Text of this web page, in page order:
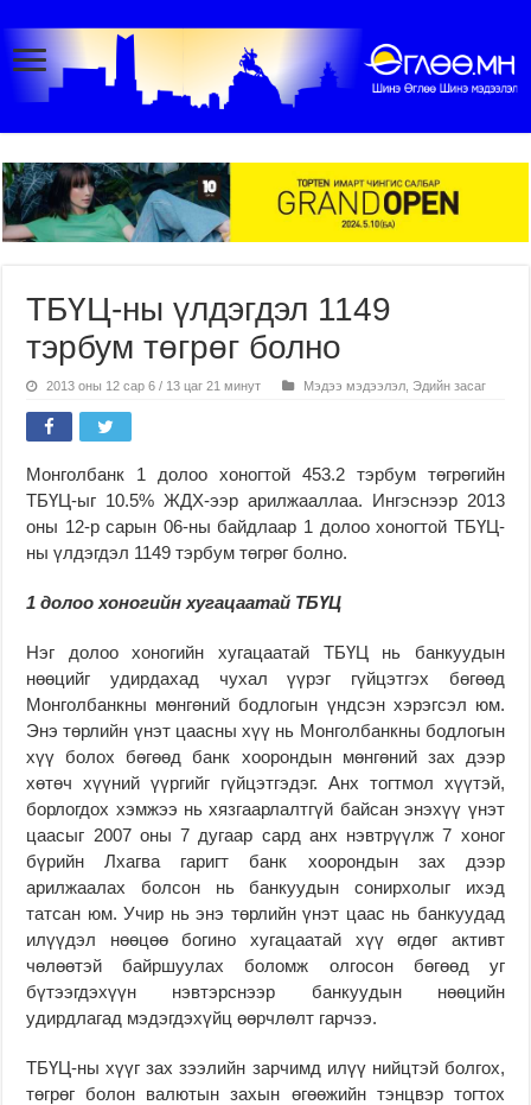
ТБҮЦ-ны үлдэгдэл 1149
тэрбум төгрөг болно
2013 оны 12 сар 6 / 13 цаг 21 минут Мэдээ мэдээлэл Эдийн засаг
Монголбанк 1 долоо хоногтой 453.2 тэрбум төгрөгийн
ТБҮЦ-ыг 10.5% ЖДХ-ээр арилжааллаа. Ингэснээр 2013
оны 12-р сарын 06-ны байдлаар 1 долоо хоногтой ТБҮЦ-
ны үлдэгдэл 1149 тэрбум төгрөг болно.
1 долоо хоногийн хугацаатай ТБҮЦ
Нэг долоо хоногийн хугацаатай ТБҮЦ нь банкуудын
нөөцийг удирдахад чухал үүрэг гүйцэтгэх бөгөөд
Монголбанкны мөнгөний бодлогын үндсэн хэрэгсэл юм.
Энэ төрлийн үнэт цаасны хүү нь Монголбанкны бодлогын
хүү болох бөгөөд банк хоорондын мөнгөний зах дээр
хөтөч хүүний үүргийг гүйцэтгэдэг. Анх тогтмол хүүтэй,
борлогдох хэмжээ нь хязгаарлалтгүй байсан энэхүү үнэт
цаасыг 2007 оны 7 дугаар сард анх нэвтрүүлж 7 хоног
бүрийн Лхагва гаригт банк хоорондын зах дээр
арилжаалах болсон нь банкуудын сонирхолыг ихэд
татсан юм. Учир нь энэ төрлийн үнэт цаас нь банкуудад
илүүдэл нөөцөө богино хугацаатай хүү өгдөг активт
чөлөөтэй байршуулах боломж олгосон бөгөөд уг
бүтээгдэхүүн нэвтэрснээр банкуудын нөөцийн
удирдлагад мэдэгдэхүйц өөрчлөлт гарчээ.
ТБҮЦ-ны хүүг зах зээлийн зарчимд илүү нийцтэй болгох,
төгрөг болон валютын захын өгөөжийн тэнцвэр тогтох